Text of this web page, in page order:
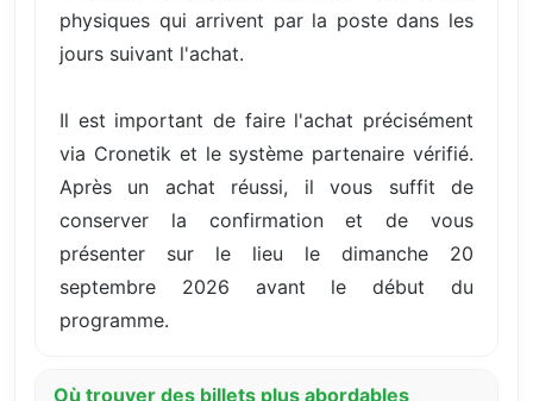
physiques qui arrivent par la poste dans les
jours suivant l'achat.
Il est important de faire l'achat précisément
via Cronetik et le système partenaire vérifié.
Après un achat réussi, il vous suffit de
conserver la confirmation et de vous
présenter sur le lieu le dimanche 20
septembre 2026 avant le début du
programme.
Où trouver des billets plus abordables